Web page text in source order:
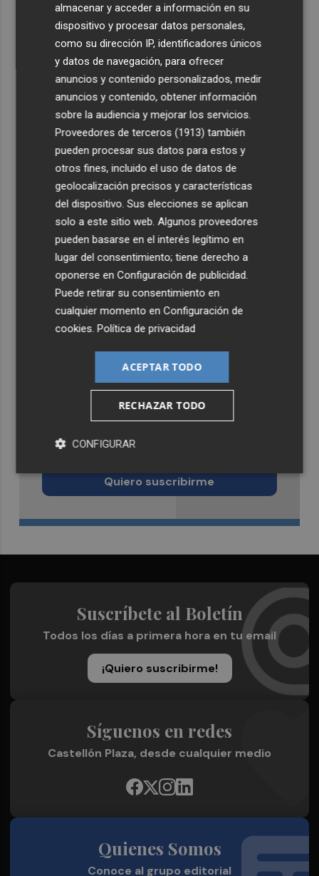
Company: “Estamos comenzando a ver el equipo que
queremos ver en la Liga”
Ocho helicópteros, un avión y más de 100 brigadas se
movilizan en Moratalla por un incendio forestal
Recibe toda la actualidad de
Castellón Plaza en tu correo
Quiero suscribirme
Suscríbete al Boletín
Todos los días a primera hora en tu email
¡Quiero suscribirme!
Síguenos en redes
Castellón Plaza, desde cualquier medio
Quienes Somos
Conoce al grupo editorial
almacenar y acceder a información en su
dispositivo y procesar datos personales,
como su dirección IP, identificadores únicos
y datos de navegación, para ofrecer
anuncios y contenido personalizados, medir
anuncios y contenido, obtener información
sobre la audiencia y mejorar los servicios.
Proveedores de terceros (1913) también
pueden procesar sus datos para estos y
otros fines, incluido el uso de datos de
geolocalización precisos y características
del dispositivo. Sus elecciones se aplican
solo a este sitio web. Algunos proveedores
pueden basarse en el interés legítimo en
lugar del consentimiento; tiene derecho a
oponerse enConfiguración de publicidad
Puede retirar su consentimiento en
cualquier momento enConfiguración de
cookies .Política de privacidad
ACEPTAR TODO
RECHAZAR TODO
CONFIGURAR